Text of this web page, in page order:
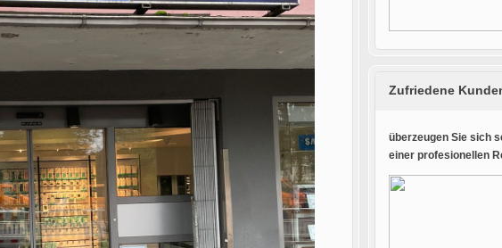
Zufriedene
überzeugen Sie sich
einer profesionellen